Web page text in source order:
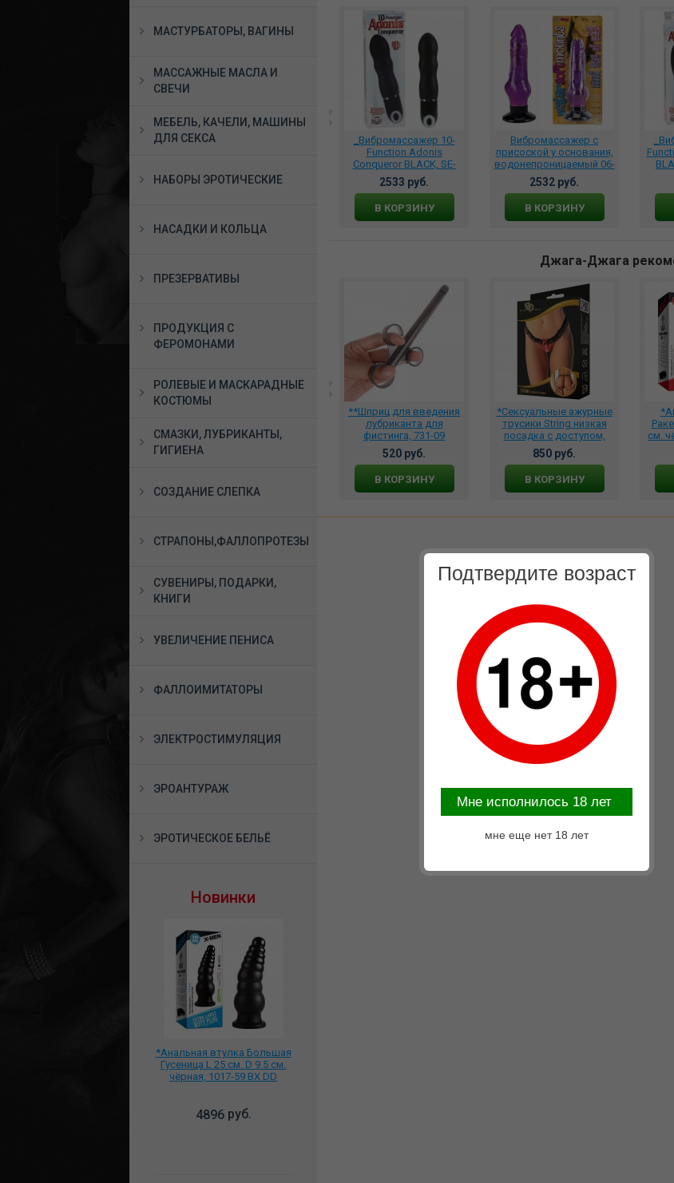
МАСТУРБАТОРЫ, ВАГИНЫ
МАССАЖНЫЕ МАСЛА И
СВЕЧИ
МЕБЕЛЬ, КАЧЕЛИ, МАШИНЫ
ДЛЯ СЕКСА
НАБОРЫ ЭРОТИЧЕСКИЕ
НАСАДКИ И КОЛЬЦА
ПРЕЗЕРВАТИВЫ
ПРОДУКЦИЯ С
ФЕРОМОНАМИ
РОЛЕВЫЕ И МАСКАРАДНЫЕ
КОСТЮМЫ
СМАЗКИ, ЛУБРИКАНТЫ,
ГИГИЕНА
СОЗДАНИЕ СЛЕПКА
СТРАПОНЫ,ФАЛЛОПРОТЕЗЫ
СУВЕНИРЫ, ПОДАРКИ,
КНИГИ
УВЕЛИЧЕНИЕ ПЕНИСА
ФАЛЛОИМИТАТОРЫ
ЭЛЕКТРОСТИМУЛЯЦИЯ
ЭРОАНТУРАЖ
ЭРОТИЧЕСКОЕ БЕЛЬЁ
Новинки
*Анальная втулка Большая
Гусеница L 25 см. D 9.5 см.
чёрная, 1017-59 BX DD
4896руб.
Вибромассажер Charlie
2491 руб.
_Вибромассажер 10-
Function Adonis
Conqueror BLACK, SE-
0415-20-3
2533 руб.
В КОРЗИНУ
Вибромассажер с
присоской у основания,
водонепроницаемый 06-
159CLV BCD GP
2532 руб.
В КОРЗИНУ
Джага-Джага
Vibe темно-розовый,
чёрный, 354-10
**Шприц для введения
лубриканта для
фистинга, 731-09
520 руб.
В КОРЗИНУ
*Сексуальные ажурные
трусики String низкая
посадка с доступом,
рюшами и жемчужной
нитью, 2167
850 руб.
В КОРЗИНУ
см.
Подтвердите возраст
Mне исполнилось 18 лет
мне еще нет 18 лет